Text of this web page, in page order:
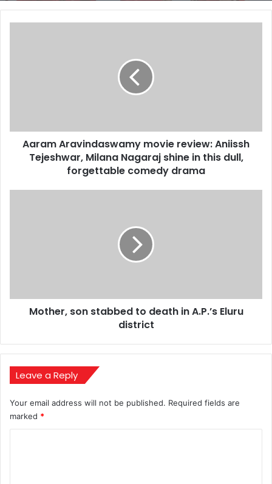
shine
Aaram Aravindaswamy movie review: Aniissh
Tejeshwar, Milana Nagaraj shine in this dull,
forgettable comedy drama
district
Mother, son stabbed to death in A.P.’s Eluru
district
Leave a Reply
Your email address will not be published. Required fields are
marked *